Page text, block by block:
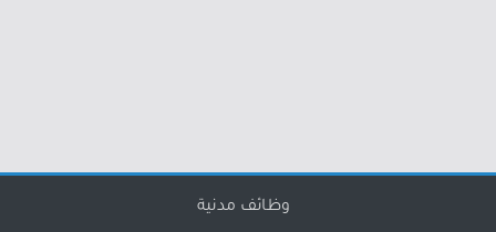
وظائف مدنية